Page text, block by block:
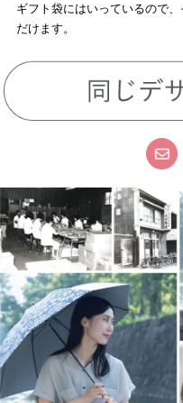
ギフト袋にはいっているので
だけます。